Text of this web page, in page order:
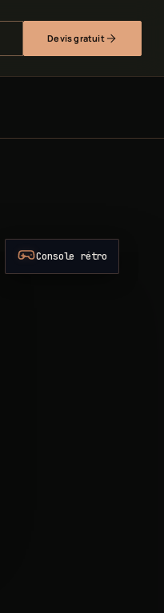
Devis gratuit
Console rétro